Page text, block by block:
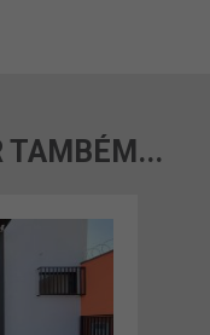
TAMBÉM...